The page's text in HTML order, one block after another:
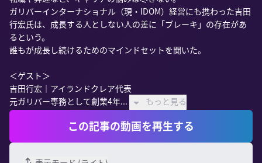
ガリバーインターナショナル（現・IDOM）経営にも携わった吉田
行宏氏は、成長する人としない人の差に「ブレーキ」の存在があ
るという。
誰もが成長し続けるためのマインドセットを聞いた。
＜ゲスト＞
吉田行宏｜アイランドクレア代表
元ガリバー専務として創業4年...
もっと見る
この記事の動画を再生する